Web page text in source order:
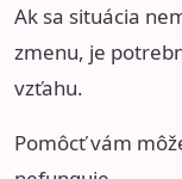
Ak sa situácia
zmenu, je
vzťahu.
Pomôcť vám